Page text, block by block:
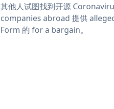
其他人试图找到开源
companies abroad 提供
Form 的 for a bargain。